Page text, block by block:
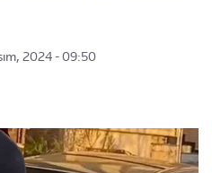
2024 - 09:50